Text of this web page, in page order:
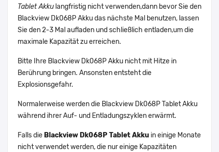
Tablet Akku langfristig nicht verwenden,dann bevor Sie den
Blackview Dk068P Akku das nächste Mal benutzen, lassen
Sie den 2-3 Mal aufladen und schließlich entladen,um die
maximale Kapazität zu erreichen.
Bitte Ihre Blackview Dk068P Akku nicht mit Hitze in
Berührung bringen. Ansonsten entsteht die
Explosionsgefahr.
Normalerweise werden die Blackview Dk068P Tablet Akku
während ihrer Auf- und Entladungszyklen erwärmt.
Falls die Blackview Dk068P Tablet Akku in einige Monate
nicht verwendet werden, die nur einige Kapazitäten